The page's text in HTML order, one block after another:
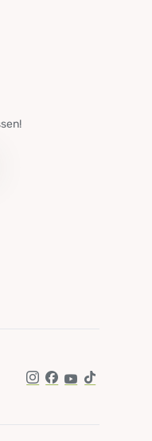
Instagram
Facebook
YouTube
TikTok